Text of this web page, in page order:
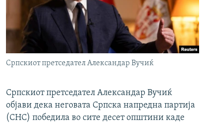
Српскиот претседател Александар Вучиќ
Српскиот претседател Александар Вучиќ
објави дека неговата Српска напредна партија
(СНС) победила во сите десет општини каде